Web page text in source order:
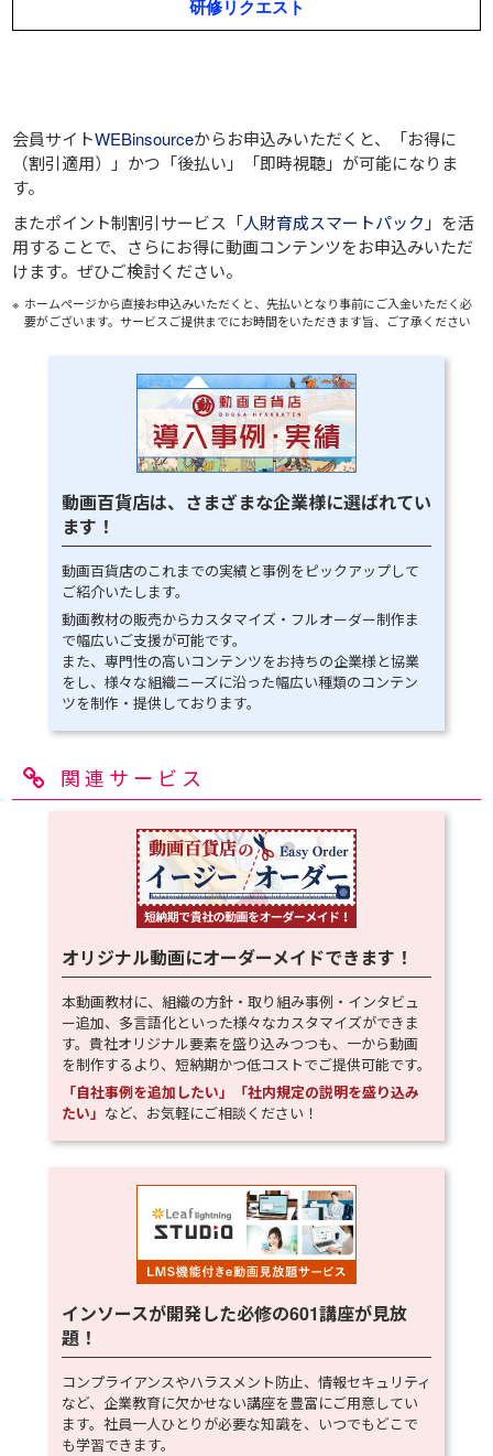
会員サイトWEBinsourceからお申込みいただくと、
「お得に
（割引適用）」 かつ 「後払い」 「即時視聴」 が可能になりま
す。
またポイント制割引サービス「人財育成スマートパック 」を活
用することで、さらにお得に動画コンテンツをお申込みいただ
けます。ぜひご検討ください。
ホームページから直接お申込みいただくと、先払いとなり事前にご入金いただく必
要がございます。サービスご提供までにお時間をいただきます旨、ご了承ください
動画百貨店は、さまざまな企業様に選ばれてい
ます！
動画百貨店のこれまでの実績と事例をピックアップして
ご紹介いたします。
動画教材の販売からカスタマイズ・フルオーダー制作ま
で幅広いご支援が可能です。
また、専門性の高いコンテンツをお持ちの企業様と協業
をし、様々な組織ニーズに沿った幅広い種類のコンテン
ツを制作・提供しております。
関連サービス
オリジナル動画にオーダーメイドできます！
本動画教材に、組織の方針・取り組み事例・インタビュ
ー追加、多言語化といった様々なカスタマイズができま
す。貴社オリジナル要素を盛り込みつつも、一から動画
を制作するより、短納期かつ低コストでご提供可能です。
「自社事例を追加したい」「社内規定の説明を盛り込み
たい」 など、お気軽にご相談ください！
インソースが開発した必修の601講座が見放
題！
コンプライアンスやハラスメント防止、情報セキュリティ
など、企業教育に欠かせない講座を豊富にご用意してい
ます。社員一人ひとりが必要な知識を、いつでもどこで
も学習できます。